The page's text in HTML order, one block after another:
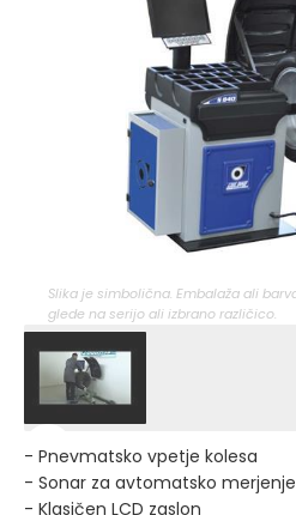
Slika je simbolična. Embalaža ali
glede na serijo ali izbrano različico.
- Pnevmatsko vpetje kolesa
- Sonar za avtomatsko
- Klasičen LCD zaslon